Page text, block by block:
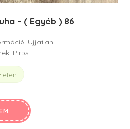
– ( Egyéb ) 86
Ujjatlan
Piros